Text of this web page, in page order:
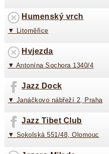
Humenský vrch
▼ Litoměřice
Hvjezda
▼ Antonína Sochora 1340/4
Jazz Dock
▼ Janáčkovo nábřeží 2, Praha
Jazz Tibet Club
▼ Sokolská 551/48, Olomouc